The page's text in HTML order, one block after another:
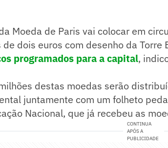
Moeda de Paris vai colocar em
de dois euros com desenho da Torre
programados para a capital,
destas moedas serão
juntamente com um folheto
Nacional, que já recebeu as
CONTINUA
APÓS A
PUBLICIDADE